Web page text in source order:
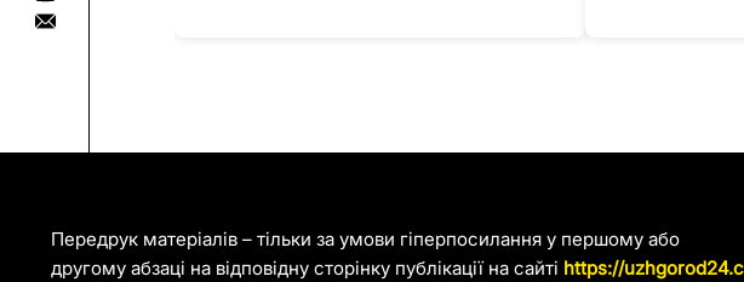
Передрук матеріалів – тільки за умови гіперпосилання у першому або
другому абзаці на відповідну сторінку публікації на сайті https://